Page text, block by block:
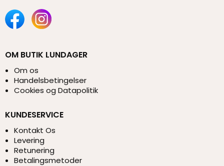
OM BUTIK LUNDAGER
Om os
Handelsbetingelser
Cookies og Datapolitik
KUNDESERVICE
Kontakt Os
Levering
Retunering
Betalingsmetoder